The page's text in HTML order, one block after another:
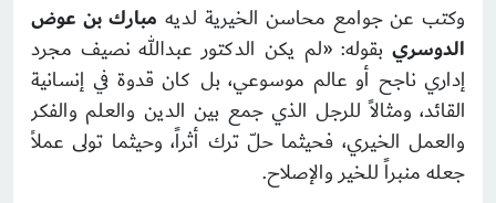
وكتب عن جوامع محاسن الخيرية لديه مبارك بن عوض
الدوسري بقوله: «لم يكن الدكتور عبدالله نصيف مجرد
إداري ناجح أو عالم موسوعي، بل كان قدوة في إنسانية
القائد، ومثالاً للرجل الذي جمع بين الدين والعلم والفكر
والعمل الخيري، فحيثما حلّ ترك أثراً، وحيثما تولى عملاً
جعله منبراً للخير والإصلاح.